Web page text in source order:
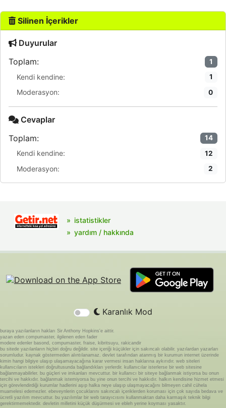
Silinen İçerikler
Duyurular
Toplam:
1
Kendi kendine: 1
Moderasyon: 0
Cevaplar
Toplam:
14
Kendi kendine: 12
Moderasyon: 2
istatistikler
yardım / hakkında
Karanlık Mod
buraya yazılanların hakları Sir Anthony Hopkins'e aittir.
yazan eden compumaster, ilgilenen eden fader
modere edenler basond, compumaster, fraise, kibritsuyu, rakicandir
bu sitede yazılanların hiçbiri doğru değildir. site içeriği küçükler için sakıncalı olabilir. yazılardan yazarları
sorumludur. kaynak göstermeden alıntılanamaz. devlet tarafından atanmış bir kurumun internet üzerinde
kimin hangi bilgiye ulaşıp ulaşamayacağına karar vermesi insan haklarına aykırıdır. web siteleri
kullanıcıların istekleri doğrultusunda bağlandıkları yerlerdir. kullanıcılar isterlerse bir web sitesine
bağlanmayabilirler. bu güçleri ve imkanları mevcuttur. bir kullanıcı bir siteye bağlanmak istiyorsa bu onun
tercihi ve hakkıdır. bağlanmak istemiyorsa bu yine onun tercihi ve hakkıdır. halkın kendisine hizmet etmesi
için görevlendirdiği kurumlar hadlerini aşıp halka neye ulaşıp ulaşmayacağını bilmeyen cahil cühela
muamelesi edemezler. ebeveynlerin çocuklarını sakıncalı içeriklerden koruması için çok sayıda bedava ve
ücretli yazılım mevcuttur. bu yazılımlar bir web tarayıcısını kullanmaktan daha karmaşık teknik bilgi
gerektirmemektedir. devletin milletini küçük düşürmesi ve ebleh yerine koyması yasaktır.